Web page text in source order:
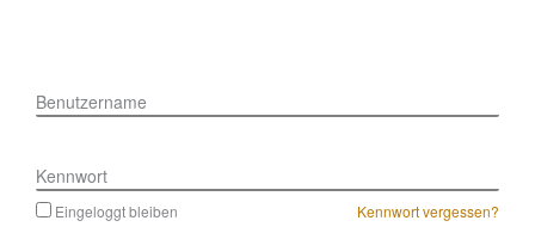
Benutzername
Kennwort
Eingeloggt bleiben Kennwort vergessen?